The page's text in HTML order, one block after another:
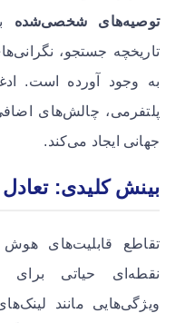
توصیه‌های شخصی‌شده
تاریخچه جستجو،
به وجود آورده است.
پلتفرمی، چالش‌های
جهانی ایجاد می‌کند.
بینش کلیدی:
تقاطع قابلیت‌های
نقطه‌ای حیاتی
ویژگی‌هایی مانند